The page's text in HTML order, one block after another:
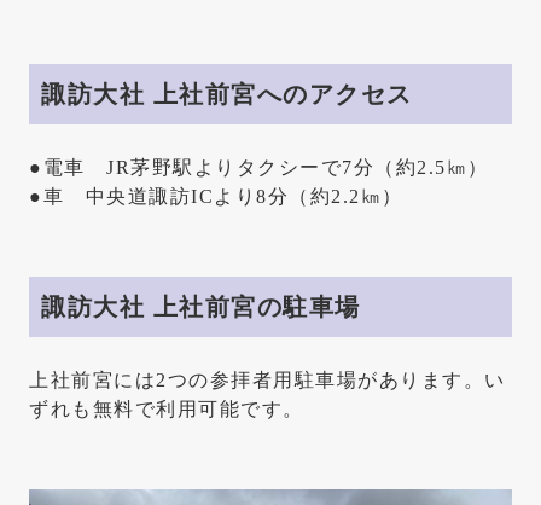
諏訪大社 上社前宮へのアク セス
●電車 JR茅野駅よりタクシーで7分（約2.5㎞）
●車 中央道諏訪ICより8分（約2.2㎞）
諏訪大社 上社前宮の駐車場
上社前宮には2つの参拝者用駐車場があります。い
ずれも無料で利用可能です。